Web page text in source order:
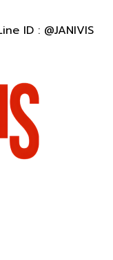
ID : @JANIVIS